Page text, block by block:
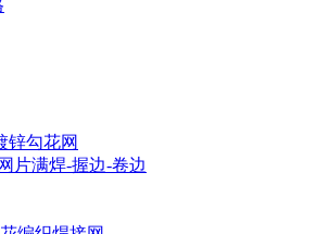
锌勾花网
片满焊-握边-卷边